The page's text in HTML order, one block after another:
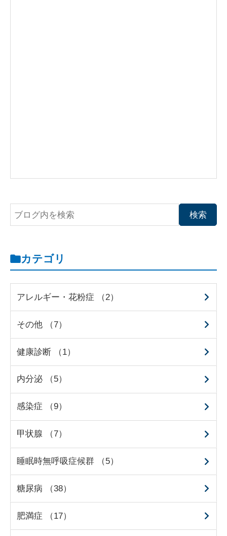
カテゴリ
アレルギー・花粉症 （2）
その他 （7）
健康診断 （1）
内分泌 （5）
感染症 （9）
甲状腺 （7）
睡眠時無呼吸症候群 （5）
糖尿病 （38）
肥満症 （17）